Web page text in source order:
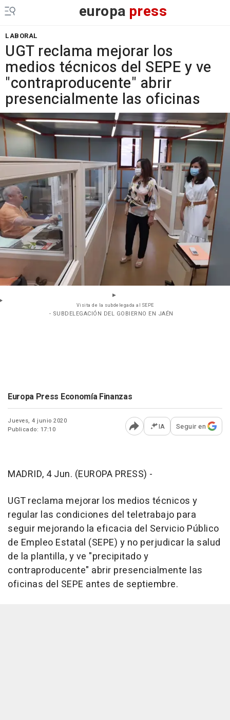
europa press
LABORAL
UGT reclama mejorar los
medios técnicos del SEPE y ve
"contraproducente" abrir
presencialmente las oficinas
Visita de la subdelegada al SEPE
- SUBDELEGACIÓN DEL GOBIERNO EN JAÉN
Europa Press Economía Finanzas
Jueves, 4 junio 2020
Publicado: 17:10
Abrir opciones para
IA Seguir en
MADRID, 4 Jun. (EUROPA PRESS) -
UGT reclama mejorar los medios técnicos y
regular las condiciones del teletrabajo para
seguir mejorando la eficacia del Servicio Público
de Empleo Estatal (SEPE) y no perjudicar la salud
de la plantilla, y ve "precipitado y
contraproducente" abrir presencialmente las
oficinas del SEPE antes de septiembre.